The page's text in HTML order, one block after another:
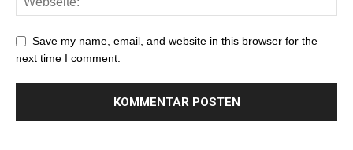
Save my name, email, and website in this browser for the
next time I comment.